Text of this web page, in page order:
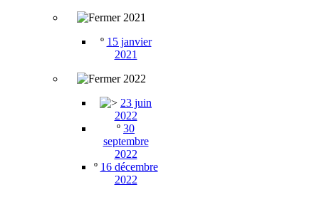
2021
º 15 janvier
2021
2022
23 juin
2022
º 30
septembre
2022
º 16 décembre
2022